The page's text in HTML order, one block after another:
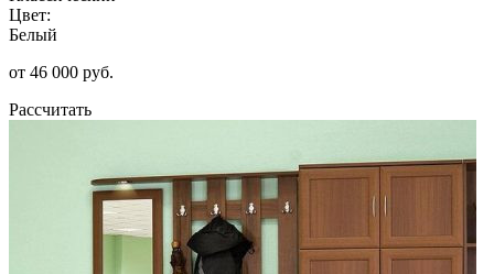
Цвет:
Белый
от 46 000 руб.
Рассчитать